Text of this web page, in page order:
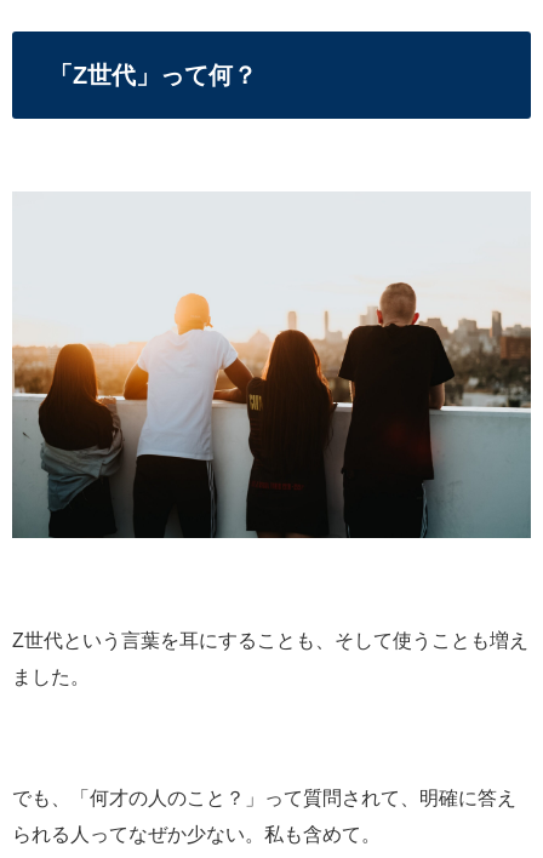
「Z世代」って何？
Z世代という言葉を耳にすることも、そして使うことも増え
ました。
でも、「何才の人のこと？」って質問されて、明確に答え
られる人ってなぜか少ない。私も含めて。